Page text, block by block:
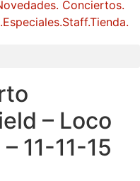
– Loco
11-11-15